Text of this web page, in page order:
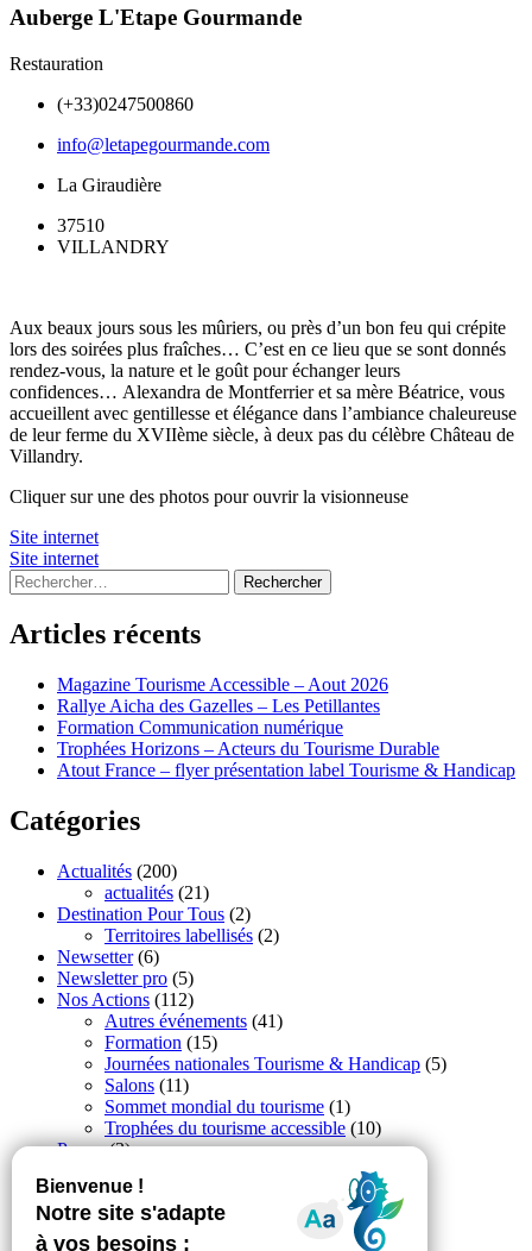
Auberge L'Etape Gourmande
Restauration
(+33)0247500860
info@letapegourmande.com
La Giraudière
37510
VILLANDRY
Aux beaux jours sous les mûriers, ou près d’un bon feu qui crépite
lors des soirées plus fraîches… C’est en ce lieu que se sont donnés
rendez-vous, la nature et le goût pour échanger leurs
confidences… Alexandra de Montferrier et sa mère Béatrice, vous
accueillent avec gentillesse et élégance dans l’ambiance chaleureuse
de leur ferme du XVIIème siècle, à deux pas du célèbre Château de
Villandry.
Cliquer sur une des photos pour ouvrir la visionneuse
Site internet
Site internet
Rechercher :
Articles récents
Magazine Tourisme Accessible – Aout 2026
Rallye Aicha des Gazelles – Les Petillantes
Formation Communication numérique
Trophées Horizons – Acteurs du Tourisme Durable
Atout France – flyer présentation label Tourisme & Handicap
Catégories
Actualités (200)
actualités (21)
Destination Pour Tous (2)
Territoires labellisés (2)
Newsetter(6)
Newsletter pro (5)
Nos Actions (112)
Autres événements (41)
Formation (15)
Journées nationales Tourisme & Handicap (5)
Salons (11)
Sommet mondial du tourisme (1)
Trophées du tourisme accessible (10)
Presse(3)